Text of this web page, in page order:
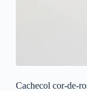
Cachecol cor-de-